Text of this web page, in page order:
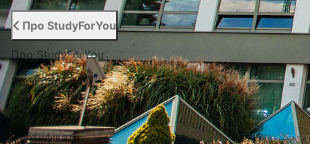
Про StudyForYou
Про StudyForYou
Наші проекти
Фото/Відео
Сертифікати